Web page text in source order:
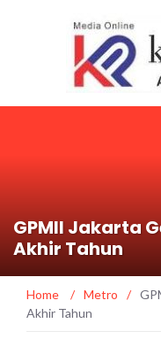
GPMII Jakarta
Akhir Tahun
Home / Metro /
Akhir Tahun